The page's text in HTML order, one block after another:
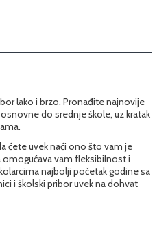
lako i brzo. Pronađite najnovije
do srednje škole, uz kratak
ćete uvek naći ono što vam je
omogućava vam fleksibilnost i
najbolji početak godine sa
i školski pribor uvek na dohvat